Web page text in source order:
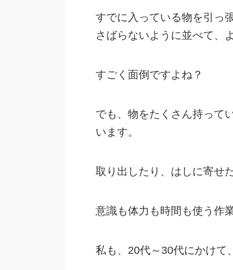
すでに入っている物を引っ
さばらないように並べて、
すごく面倒ですよね？
でも、物をたくさん持って
います。
取り出したり、はしに寄せ
意識も体力も時間も使う作業
私も、20代～30代にかけて